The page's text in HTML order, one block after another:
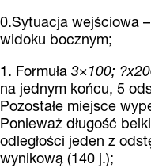
0.Sytuacja wejściowa
widoku bocznym;
1. Formuła 3×100;
na jednym końcu, 5
Pozostałe miejsce
Ponieważ długość
odległości jeden z
wynikową (140 j.);